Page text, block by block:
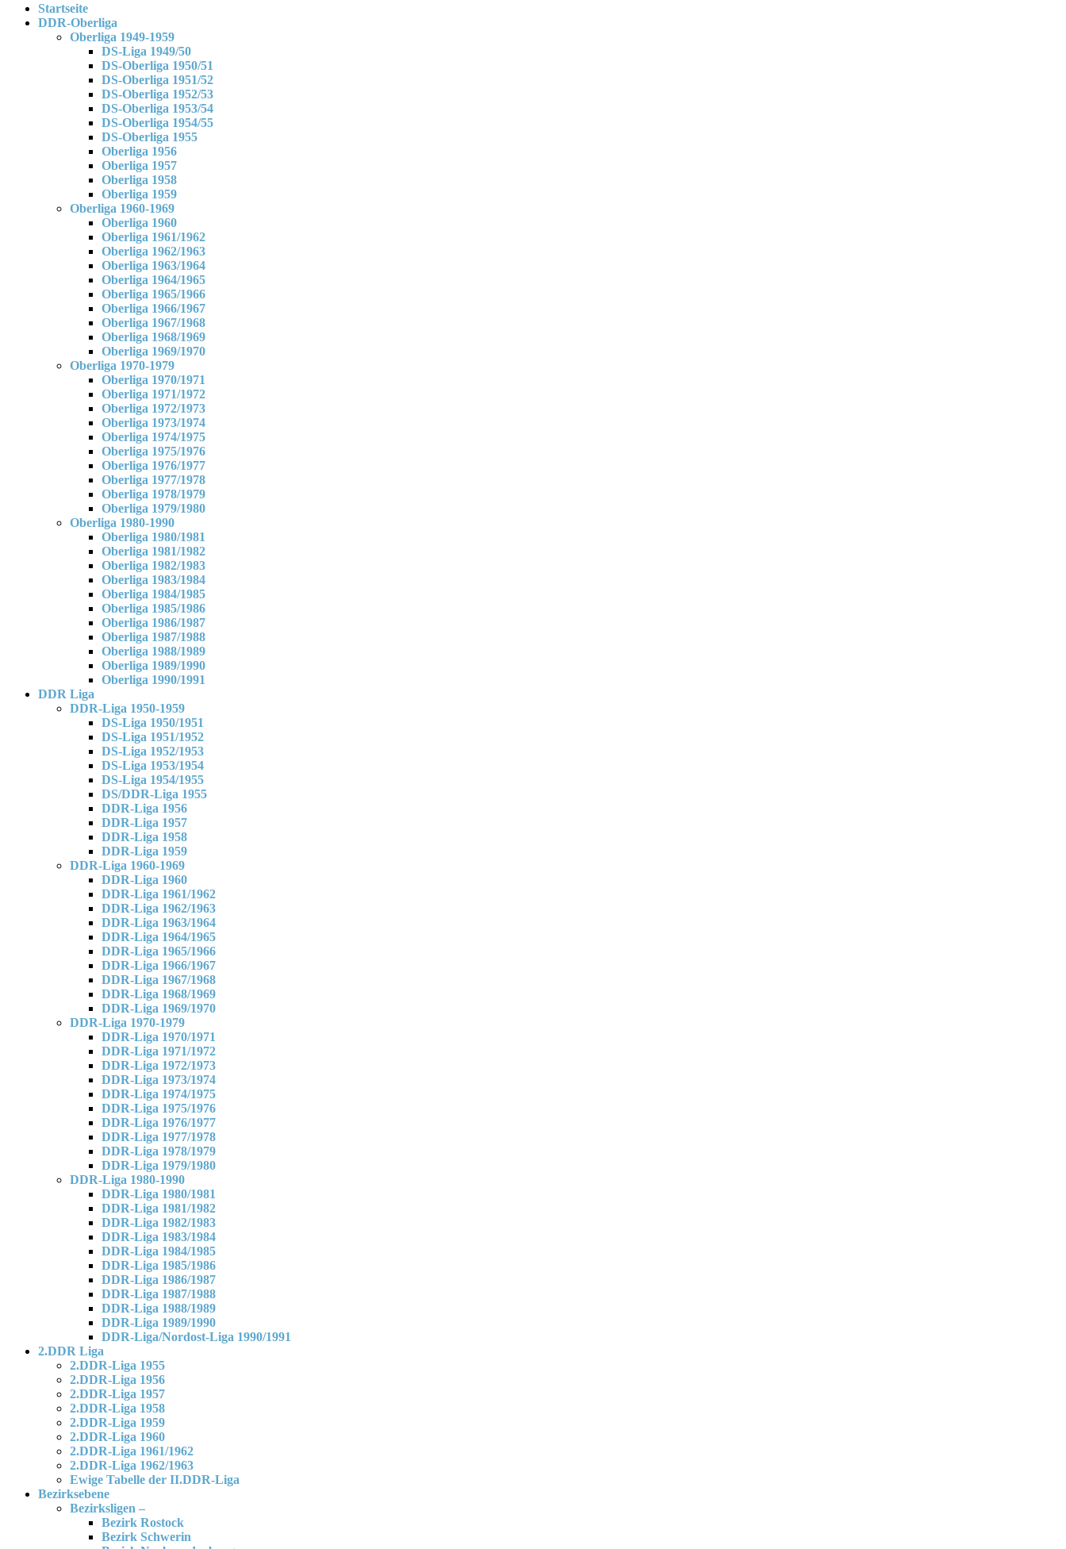
Startseite
DDR-Oberliga
Oberliga 1949-1959
DS-Liga 1949/50
DS-Oberliga 1950/51
DS-Oberliga 1951/52
DS-Oberliga 1952/53
DS-Oberliga 1953/54
DS-Oberliga 1954/55
DS-Oberliga 1955
Oberliga 1956
Oberliga 1957
Oberliga 1958
Oberliga 1959
Oberliga 1960-1969
Oberliga 1960
Oberliga 1961/1962
Oberliga 1962/1963
Oberliga 1963/1964
Oberliga 1964/1965
Oberliga 1965/1966
Oberliga 1966/1967
Oberliga 1967/1968
Oberliga 1968/1969
Oberliga 1969/1970
Oberliga 1970-1979
Oberliga 1970/1971
Oberliga 1971/1972
Oberliga 1972/1973
Oberliga 1973/1974
Oberliga 1974/1975
Oberliga 1975/1976
Oberliga 1976/1977
Oberliga 1977/1978
Oberliga 1978/1979
Oberliga 1979/1980
Oberliga 1980-1990
Oberliga 1980/1981
Oberliga 1981/1982
Oberliga 1982/1983
Oberliga 1983/1984
Oberliga 1984/1985
Oberliga 1985/1986
Oberliga 1986/1987
Oberliga 1987/1988
Oberliga 1988/1989
Oberliga 1989/1990
Oberliga 1990/1991
DDR Liga
DDR-Liga 1950-1959
DS-Liga 1950/1951
DS-Liga 1951/1952
DS-Liga 1952/1953
DS-Liga 1953/1954
DS-Liga 1954/1955
DS/DDR-Liga 1955
DDR-Liga 1956
DDR-Liga 1957
DDR-Liga 1958
DDR-Liga 1959
DDR-Liga 1960-1969
DDR-Liga 1960
DDR-Liga 1961/1962
DDR-Liga 1962/1963
DDR-Liga 1963/1964
DDR-Liga 1964/1965
DDR-Liga 1965/1966
DDR-Liga 1966/1967
DDR-Liga 1967/1968
DDR-Liga 1968/1969
DDR-Liga 1969/1970
DDR-Liga 1970-1979
DDR-Liga 1970/1971
DDR-Liga 1971/1972
DDR-Liga 1972/1973
DDR-Liga 1973/1974
DDR-Liga 1974/1975
DDR-Liga 1975/1976
DDR-Liga 1976/1977
DDR-Liga 1977/1978
DDR-Liga 1978/1979
DDR-Liga 1979/1980
DDR-Liga 1980-1990
DDR-Liga 1980/1981
DDR-Liga 1981/1982
DDR-Liga 1982/1983
DDR-Liga 1983/1984
DDR-Liga 1984/1985
DDR-Liga 1985/1986
DDR-Liga 1986/1987
DDR-Liga 1987/1988
DDR-Liga 1988/1989
DDR-Liga 1989/1990
DDR-Liga/Nordost-Liga 1990/1991
2.DDR Liga
2.DDR-Liga 1955
2.DDR-Liga 1956
2.DDR-Liga 1957
2.DDR-Liga 1958
2.DDR-Liga 1959
2.DDR-Liga 1960
2.DDR-Liga 1961/1962
2.DDR-Liga 1962/1963
Ewige Tabelle der II.DDR-Liga
Bezirksebene
Bezirksligen –
Bezirk Rostock
Bezirk Schwerin